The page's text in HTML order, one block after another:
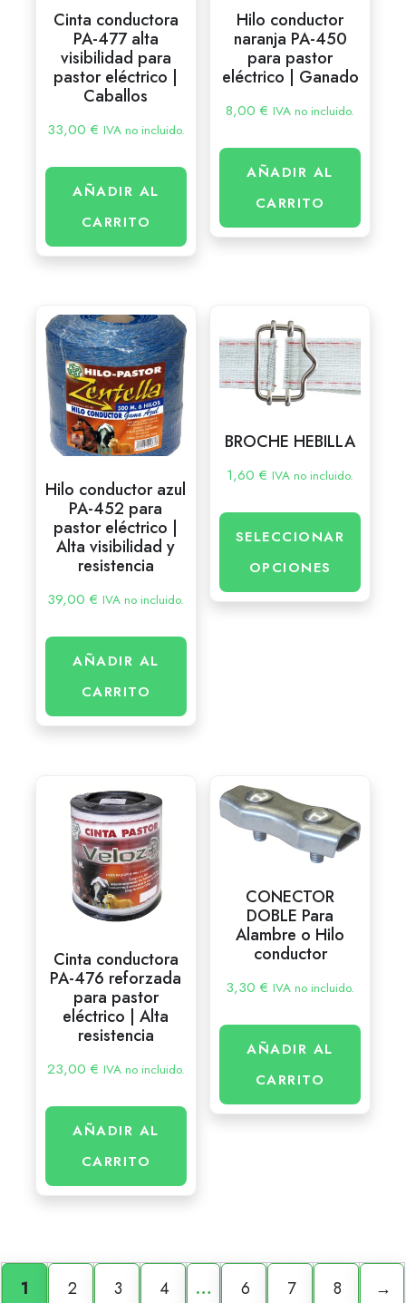
Cinta conductora
PA-477 alta
visibilidad para
pastor eléctrico |
Caballos
33,00 € IVA no incluido.
AÑADIR AL
CARRITO
Hilo conductor
naranja PA-450
para pastor
eléctrico | Ganado
8,00€ IVA no incluido.
AÑADIR AL
CARRITO
Hilo conductor azul
PA-452 para
pastor eléctrico |
Alta visibilidad y
resistencia
39,00€ IVA no incluido.
AÑADIR AL
CARRITO
BROCHE HEBILLA
1,60€ IVA no incluido.
SELECCIONAR
OPCIONES
Cinta conductora
PA-476 reforzada
para pastor
eléctrico | Alta
resistencia
23,00 € IVA no incluido.
AÑADIR AL
CARRITO
CONECTOR
DOBLE Para
Alambre o Hilo
conductor
3,30€ IVA no incluido.
AÑADIR AL
CARRITO
1 2 3 4 … 6 7 8 →